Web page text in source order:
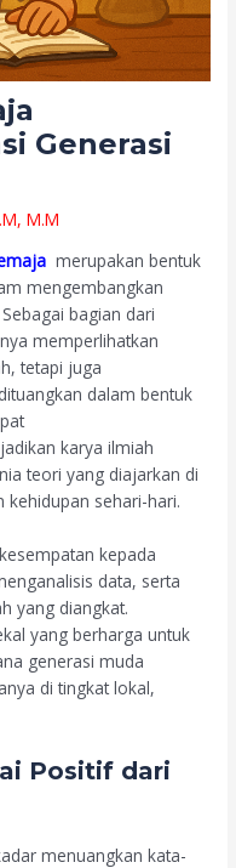
Generasi
M.M
merupakan bentuk
mengembangkan
bagian dari
memperlihatkan
tetapi juga
dalam bentuk
karya ilmiah
teori yang diajarkan di
kehidupan sehari-hari.
kepada
data, serta
yang diangkat.
yang berharga untuk
generasi muda
di tingkat lokal,
Positif dari
menuangkan kata-